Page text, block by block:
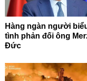
Hàng ngàn người
tình phản đối ông
Đức